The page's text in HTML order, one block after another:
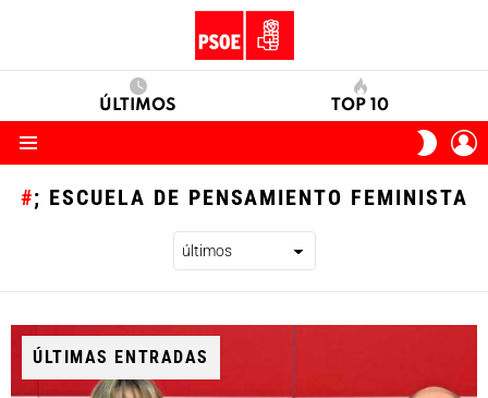
ÚLTIMOS TOP 10
SKIN
; ESCUELA DE PENSAMIENTO FEMINISTA
ÚLTIMAS ENTRADAS